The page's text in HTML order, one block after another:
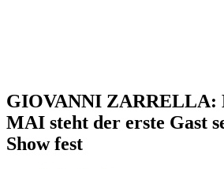
GIOVANNI ZARRELLA:
MAI steht der erste Gast
Show fest